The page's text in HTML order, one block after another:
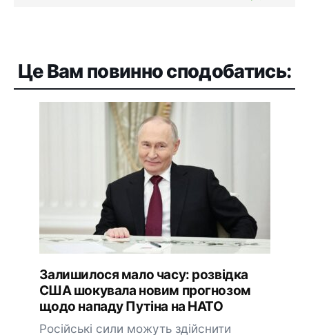
Це Вам повинно сподобатись:
Залишилося мало часу: розвідка
США шокувала новим прогнозом
щодо нападу Путіна на НАТО
Російські сили можуть здійснити